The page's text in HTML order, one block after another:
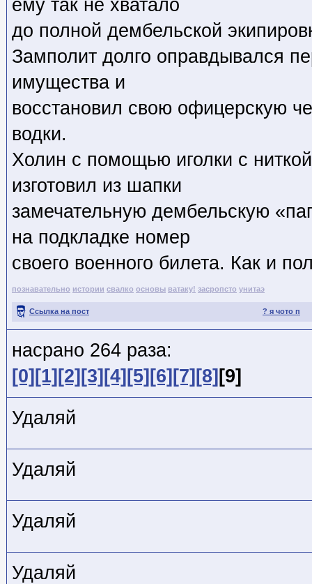
ему так не хватало
до полной дембельской
Замполит долго оправдывался
имущества и
восстановил свою офицерскую
водки.
Холин с помощью иголки с
изготовил из шапки
замечательную дембельскую
на подкладке номер
своего военного билета. Как и
познавательно истории свалко основы ватаку! засропсто унитаэ
? я чото п
Ссылка на пост
насрано 264 раза:
[0] [1] [2] [3] [4] [5] [6] [7] [8] [9]
Удаляй
Удаляй
Удаляй
Удаляй